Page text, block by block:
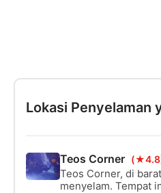
Lokasi Penyelaman
Teos Corner
Teos Corner, di
menyelam. Tempat